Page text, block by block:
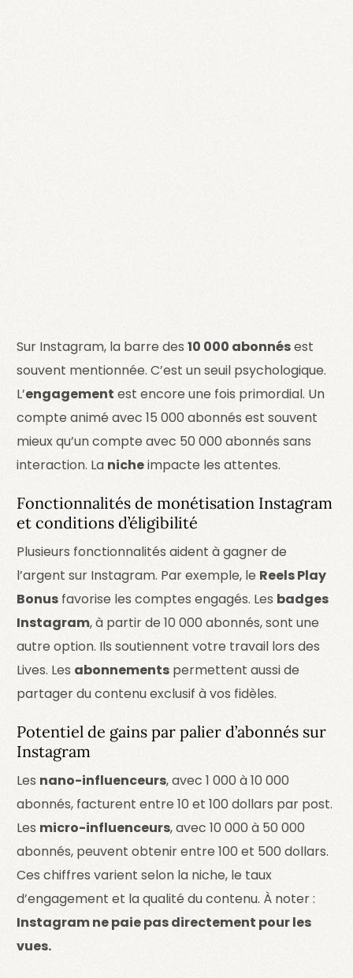
Sur Instagram, la barre des10 000 abonnésest
souvent mentionnée. C’est un seuil psychologique.
L’engagement est encore une fois primordial. Un
compte animé avec 15 000 abonnés est souvent
mieux qu’un compte avec 50 000 abonnés sans
interaction. La nicheimpacte les attentes.
Fonctionnalités de monétisation Instagram
et conditions d’éligibilité
Plusieurs fonctionnalités aident à gagner de
l’argent sur Instagram. Par exemple, le Reels Play
Bonus favorise les comptes engagés. Les badges
Instagram, à partir de 10 000 abonnés, sont une
autre option. Ils soutiennent votre travail lors des
Lives. Les abonnements permettent aussi de
partager du contenu exclusif à vos fidèles.
Potentiel de gains par palier d’abonnés sur
Instagram
Les nano-influenceurs, avec 1 000 à 10 000
abonnés, facturent entre 10 et 100 dollars par post.
Les micro-influenceurs, avec 10 000 à 50 000
abonnés, peuvent obtenir entre 100 et 500 dollars.
Ces chiffres varient selon la niche, le taux
d’engagement et la qualité du contenu. À noter :
Instagram ne paie pas directement pour les
vues.